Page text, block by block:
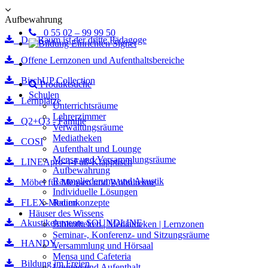
Aufbewahrung
Der Raum ist der dritte Pädagoge
Offene Lernzonen und Aufenthaltsbereiche
BirchUP Collection
Lernplätze
Q2+Q3 - Familie
COSI
LINEApro-4-Fuß-Klapptisch
Möbel für Mensen und Wohnheime
FLEX-Medien
Akustikelemente SOUNDLINE
HANDY
Bildung im Freien
0 55 02 – 99 99 50
Produktsuche
Schulen
Unterrichtsräume
Lehrerzimmer
Verwaltungsräume
Mediatheken
Aufenthalt und Lounge
Mensa und Versammlungsräume
Aufbewahrung
Raumgliederung und Akustik
Individuelle Lösungen
Raumkonzepte
Häuser des Wissens
Bibliotheken | Mediatheken | Lernzonen
Seminar-, Konferenz- und Sitzungsräume
Versammlung und Hörsaal
Mensa und Cafeteria